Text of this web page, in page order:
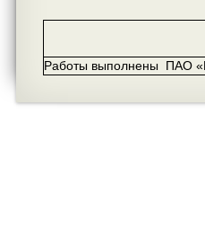
Работы выполнены ПАО